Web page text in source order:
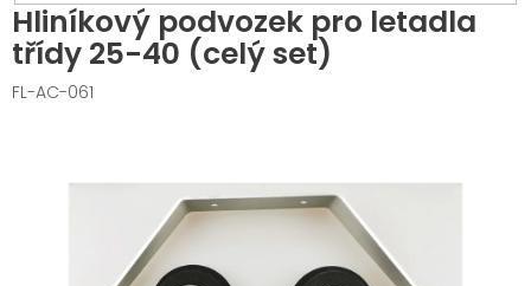
Hliníkový podvozek pro letadla
třídy 25-40 (celý set)
FL-AC-061